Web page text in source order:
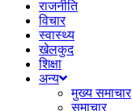
राजनीति
विचार
स्वास्थ्य
खेलकुद
शिक्षा
अन्य
मुख्य समाचार
समाचार